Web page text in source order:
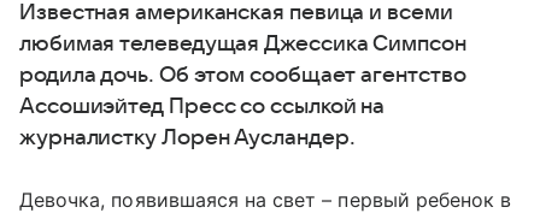
Известная американская певица и всеми
любимая телеведущая Джессика Симпсон
родила дочь. Об этом сообщает агентство
Ассошиэйтед Пресс со ссылкой на
журналистку Лорен Аусландер.
Девочка, появившаяся на свет – первый ребенок в